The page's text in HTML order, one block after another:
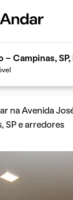
Campinas, SP,
na Avenida
SP e arredores